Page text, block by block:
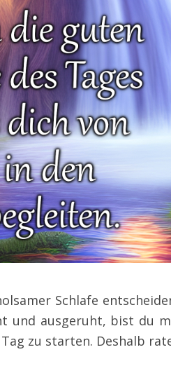
Schlafe
und ausgeruht, bist du
zu starten. Deshalb